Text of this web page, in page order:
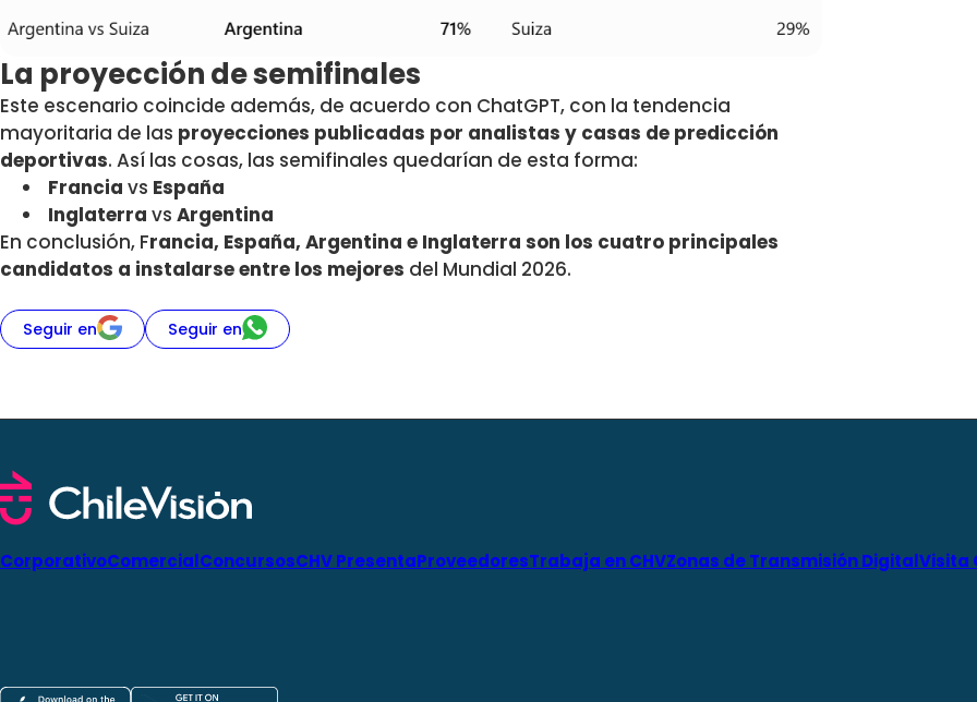
La proyección de semifinales
Este escenario coincide además, de acuerdo con ChatGPT, con la tendencia
mayoritaria de las proyecciones publicadas por analistas y casas de predicción
deportivas. Así las cosas, las semifinales quedarían de esta forma:
Francia vs España
Inglaterra vs Argentina
En conclusión, Francia, España, Argentina e Inglaterra son los cuatro principales
candidatos a instalarse entre los mejores del Mundial 2026.
Seguir en Seguir en
CorporativoComercialConcursosCHV PresentaProveedoresTrabaja en CHVZonas de Transmisión DigitalVisita